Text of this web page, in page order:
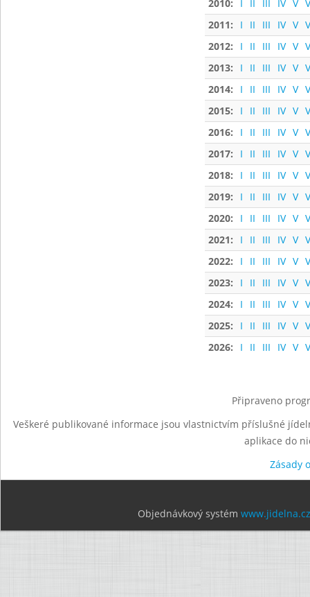
2010:
I II III IV V
2011:
I II III IV V
2012:
I II III IV V
2013:
I II III IV V
2014:
I II III IV V
2015:
I II III IV V
2016:
I II III IV V
2017:
I II III IV V
2018:
I II III IV V
2019:
I II III IV V
2020:
I II III IV V
2021:
I II III IV V
2022:
I II III IV V
2023:
I II III IV V
2024:
I II III IV V
2025:
I II III IV V
2026:
I II III IV V
Připraveno
Veškeré publikované informace jsou vlastnictvím příslušné
aplikace do
Zásady
Objednávkový systém www.jidelna.cz